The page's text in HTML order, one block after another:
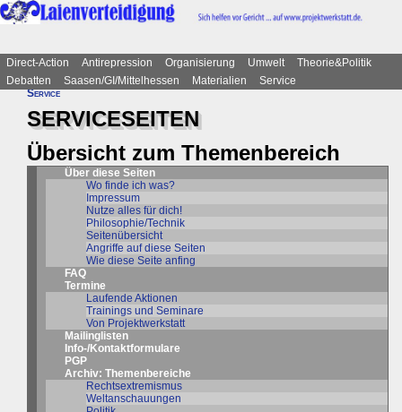
Direct-Action Antirepression Organisierung Umwelt
Theorie&Politik
Debatten
Saasen/GI/Mittelhessen Materialien
Service
Service
SERVICESEITEN
Übersicht zum Themenbereich
Über diese Seiten
Wo finde ich was?
Impressum
Nutze alles für dich!
Philosophie/Technik
Seitenübersicht
Angriffe auf diese Seiten
Wie diese Seite anfing
FAQ
Termine
Laufende Aktionen
Trainings und Seminare
Von Projektwerkstatt
Mailinglisten
Info-/Kontaktformulare
PGP
Archiv: Themenbereiche
Rechtsextremismus
Weltanschauungen